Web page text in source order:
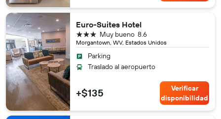
Euro-Suites Hotel
Morgantown, WV, Estados Unidos
8.6
Muy bueno
3 estrellas
Parking
Traslado al aeropuerto
+$135
Verificar
disponibilidad